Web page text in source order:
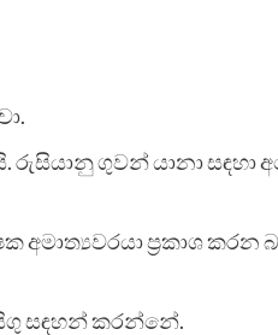
ගුවන් යානා සඳහා
ප්‍රකාශ කරන
සඳහන් කරන්නේ.